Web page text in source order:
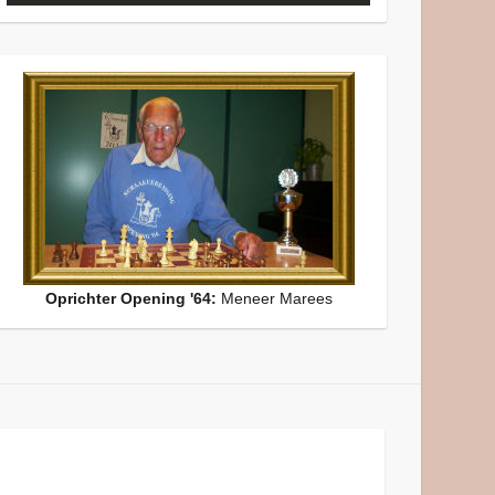
Oprichter Opening '64: Meneer Marees